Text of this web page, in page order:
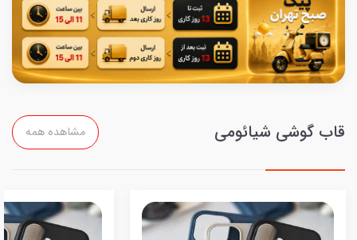
قاب گوشی شیائومی مشاهده همه